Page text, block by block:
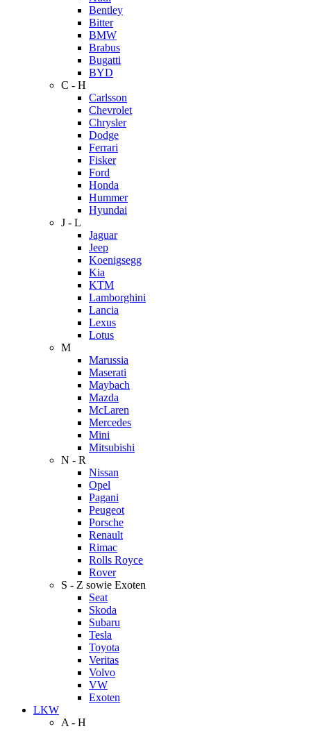
Bentley
Bitter
BMW
Brabus
Bugatti
BYD
C - H
Carlsson
Chevrolet
Chrysler
Dodge
Ferrari
Fisker
Ford
Honda
Hummer
Hyundai
J - L
Jaguar
Jeep
Koenigsegg
Kia
KTM
Lamborghini
Lancia
Lexus
Lotus
M
Marussia
Maserati
Maybach
Mazda
McLaren
Mercedes
Mini
Mitsubishi
N - R
Nissan
Opel
Pagani
Peugeot
Porsche
Renault
Rimac
Rolls Royce
Rover
S - Z sowie Exoten
Seat
Skoda
Subaru
Tesla
Toyota
Veritas
Volvo
VW
Exoten
LKW
A - H